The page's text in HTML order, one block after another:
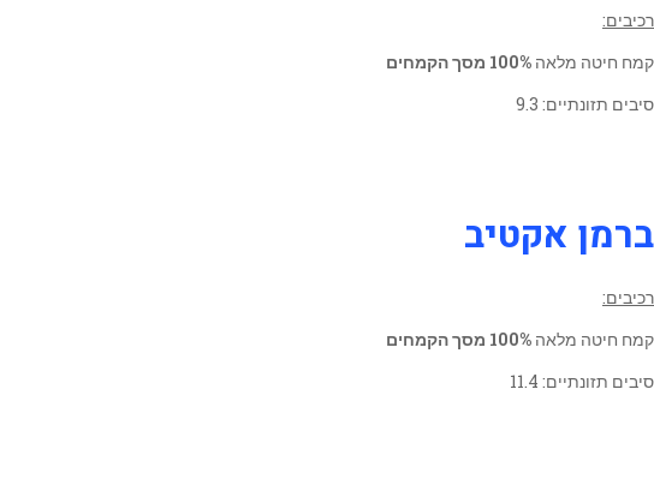
רכיבים:
קמח חיטה מלאה 100% מסך הקמחים
סיבים תזונתיים: 9.3
ברמן אקטיב
רכיבים:
קמח חיטה מלאה 100% מסך הקמחים
סיבים תזונתיים: 11.4